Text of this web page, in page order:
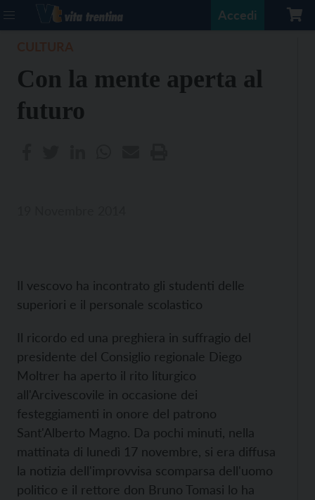
Accedi
Con la mente aperta al
futuro
Il vescovo ha incontrato gli studenti delle
superiori e il personale scolastico
Il ricordo ed una preghiera in suffragio del
presidente del Consiglio regionale Diego
Moltrer ha aperto il rito liturgico
all'Arcivescovile in occasione dei
festeggiamenti in onore del patrono
Sant'Alberto Magno. Da pochi minuti, nella
mattinata di lunedì 17 novembre, si era diffusa
la notizia dell'improvvisa scomparsa dell'uomo
politico e il rettore don Bruno Tomasi lo ha